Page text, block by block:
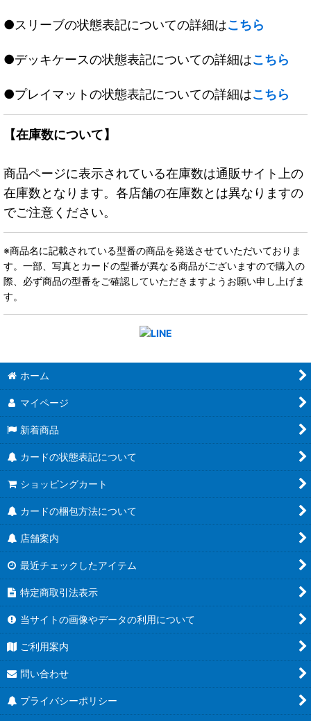
●スリーブの状態表記についての詳細はこちら
●デッキケースの状態表記についての詳細はこちら
●プレイマットの状態表記についての詳細はこちら
【在庫数について】
商品ページに表示されている在庫数は通販サイト上の
在庫数となります。各店舗の在庫数とは異なりますの
でご注意ください。
※商品名に記載されている型番の商品を発送させていただいておりま
す。一部、写真とカードの型番が異なる商品がございますので購入の
際、必ず商品の型番をご確認していただきますようお願い申し上げま
す。
ホーム
マイページ
新着商品
カードの状態表記について
ショッピングカート
カードの梱包方法について
店舗案内
最近チェックしたアイテム
特定商取引法表示
当サイトの画像やデータの利用について
ご利用案内
問い合わせ
プライバシーポリシー